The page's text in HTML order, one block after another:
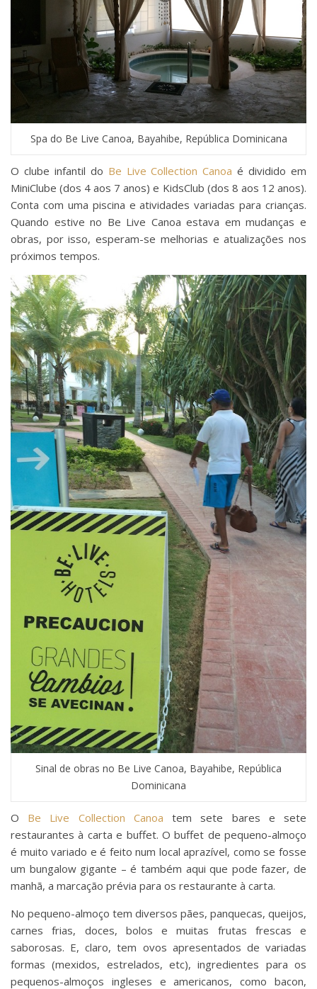
Spa do Be Live Canoa, Bayahibe, República Dominicana
O clube infantil do Be Live Collection Canoa é dividido em
MiniClube (dos 4 aos 7 anos) e KidsClub (dos 8 aos 12 anos).
Conta com uma piscina e atividades variadas para crianças.
Quando estive no Be Live Canoa estava em mudanças e
obras, por isso, esperam-se melhorias e atualizações nos
próximos tempos.
Sinal de obras no Be Live Canoa, Bayahibe, República
Dominicana
O Be Live Collection Canoa tem sete bares e sete
restaurantes à carta e buffet. O buffet de pequeno-almoço
é muito variado e é feito num local aprazível, como se fosse
um bungalow gigante – é também aqui que pode fazer, de
manhã, a marcação prévia para os restaurante à carta.
No pequeno-almoço tem diversos pães, panquecas, queijos,
carnes frias, doces, bolos e muitas frutas frescas e
saborosas. E, claro, tem ovos apresentados de variadas
formas (mexidos, estrelados, etc), ingredientes para os
pequenos-almoços ingleses e americanos, como bacon,